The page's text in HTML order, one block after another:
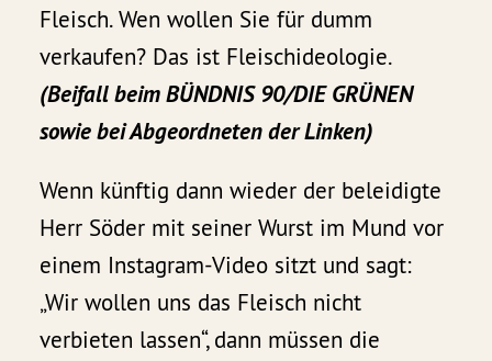
Fleisch. Wen wollen Sie für dumm
verkaufen? Das ist Fleischideologie.
(Beifall beim BÜNDNIS 90/DIE GRÜNEN
sowie bei Abgeordneten der Linken)
Wenn künftig dann wieder der beleidigte
Herr Söder mit seiner Wurst im Mund vor
einem Instagram-Video sitzt und sagt:
„Wir wollen uns das Fleisch nicht
verbieten lassen“, dann müssen die